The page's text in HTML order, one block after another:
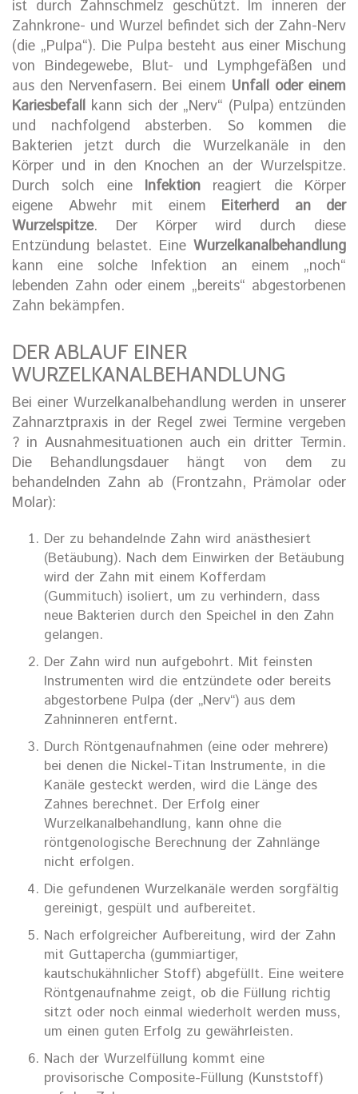
ist durch Zahnschmelz geschützt. Im inneren der
Zahnkrone- und Wurzel befindet sich der Zahn-Nerv
(die „Pulpa“). Die Pulpa besteht aus einer Mischung
von Bindegewebe, Blut- und Lymphgefäßen und
aus den Nervenfasern. Bei einem Unfall oder einem
Kariesbefall kann sich der „Nerv“ (Pulpa) entzünden
und nachfolgend absterben. So kommen die
Bakterien jetzt durch die Wurzelkanäle in den
Körper und in den Knochen an der Wurzelspitze.
Durch solch eine Infektion reagiert die Körper
eigene Abwehr mit einem Eiterherd an der
Wurzelspitze. Der Körper wird durch diese
Entzündung belastet. Eine Wurzelkanalbehandlung
kann eine solche Infektion an einem „noch“
lebenden Zahn oder einem „bereits“ abgestorbenen
Zahn bekämpfen.
DER ABLAUF EINER
WURZELKANALBEHANDLUNG
Bei einer Wurzelkanalbehandlung werden in unserer
Zahnarztpraxis in der Regel zwei Termine vergeben
? in Ausnahmesituationen auch ein dritter Termin.
Die Behandlungsdauer hängt von dem zu
behandelnden Zahn ab (Frontzahn, Prämolar oder
Molar):
Der zu behandelnde Zahn wird anästhesiert
(Betäubung). Nach dem Einwirken der Betäubung
wird der Zahn mit einem Kofferdam
(Gummituch) isoliert, um zu verhindern, dass
neue Bakterien durch den Speichel in den Zahn
gelangen.
Der Zahn wird nun aufgebohrt. Mit feinsten
Instrumenten wird die entzündete oder bereits
abgestorbene Pulpa (der „Nerv“) aus dem
Zahninneren entfernt.
Durch Röntgenaufnahmen (eine oder mehrere)
bei denen die Nickel-Titan Instrumente, in die
Kanäle gesteckt werden, wird die Länge des
Zahnes berechnet. Der Erfolg einer
Wurzelkanalbehandlung, kann ohne die
röntgenologische Berechnung der Zahnlänge
nicht erfolgen.
Die gefundenen Wurzelkanäle werden sorgfältig
gereinigt, gespült und aufbereitet.
Nach erfolgreicher Aufbereitung, wird der Zahn
mit Guttapercha (gummiartiger,
kautschukähnlicher Stoff) abgefüllt. Eine weitere
Röntgenaufnahme zeigt, ob die Füllung richtig
sitzt oder noch einmal wiederholt werden muss,
um einen guten Erfolg zu gewährleisten.
Nach der Wurzelfüllung kommt eine
provisorische Composite-Füllung (Kunststoff)